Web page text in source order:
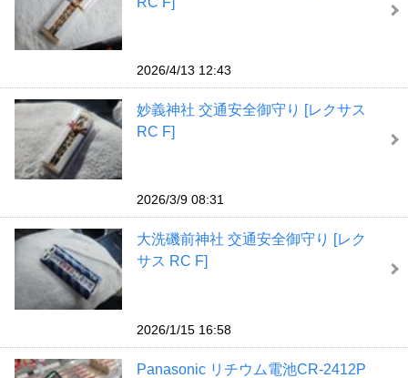
2026/4/13 12:43
妙義神社 交通安全御守り [レクサス
RC F]
2026/3/9 08:31
大洗磯前神社 交通安全御守り [レク
サス RC F]
2026/1/15 16:58
Panasonic リチウム電池CR-2412P